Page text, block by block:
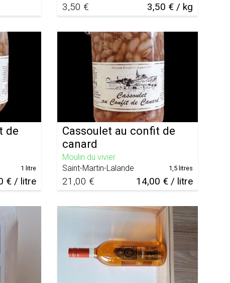
3,50 € 3,50 € / kg
de
€ / litre
1 litre
Cassoulet au confit de
canard
Moulin du vivier
Saint-Martin-Lalande
21,00 € 14,00 € / litre
1,5 litres